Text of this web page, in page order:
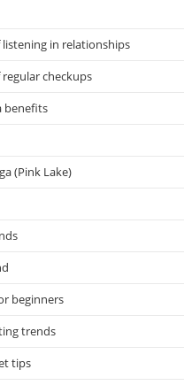
in relationships
checkups
benefits
(Pink Lake)
beginners
trends
tips